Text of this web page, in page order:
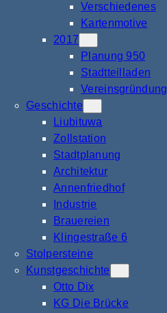
Verschiedenes
Kartenmotive
2017
Planung 950
Stadtteilladen
Vereinsgründung
Geschichte
Liubituwa
Zollstation
Stadtplanung
Architektur
Annenfriedhof
Industrie
Brauereien
Klingestraße 6
Stolpersteine
Kunstgeschichte
Otto Dix
KG Die Brücke